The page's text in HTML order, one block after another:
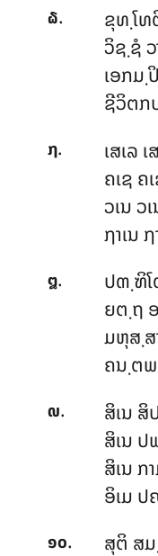
໖.
ຂຸທ຺ໂ
ວິຊ຺ຊໍ ວ
ເອກມ຺
ຊີວິຕກ
໗.
ເສເລ
ຄເຊ
ວເນ ວ
ຐາເນ
໘.
ປຓ຺ຑິ
ຍຕ຺ຖ
ມຫຸສ຺ສ
ຄນ຺ຕພ຺
໙.
ສິເນ
ສິເນ
ສິເນ
ອິເມ
໑໐.
ສຸຕິ ສ